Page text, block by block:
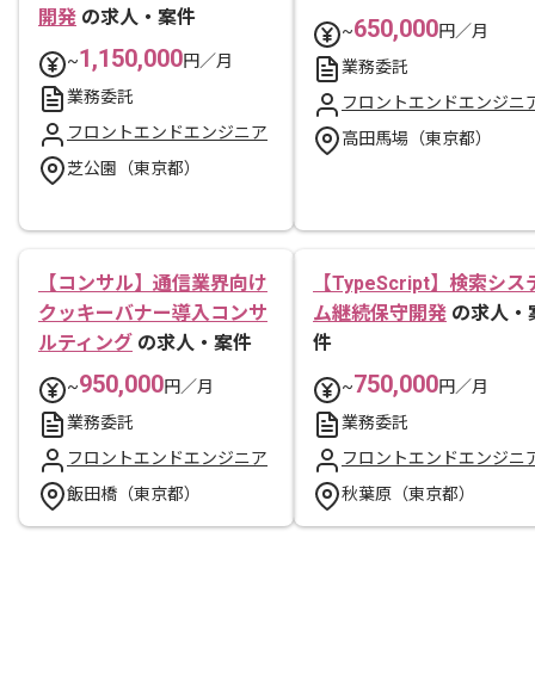
開発 の求人・案件
~1,150,000円／月
業務委託
フロントエンドエンジニア
芝公園（東京都）
~650,000円／月
業務委託
フロントエンドエンジニ
高田馬場（東京都）
【コンサル】通信業界向け
クッキーバナー導入コンサ
ルティング の求人・案件
~950,000円／月
業務委託
フロントエンドエンジニア
飯田橋（東京都）
【TypeScript】検索シス
ム継続保守開発 の求人・
件
~750,000円／月
業務委託
フロントエンドエンジニ
秋葉原（東京都）